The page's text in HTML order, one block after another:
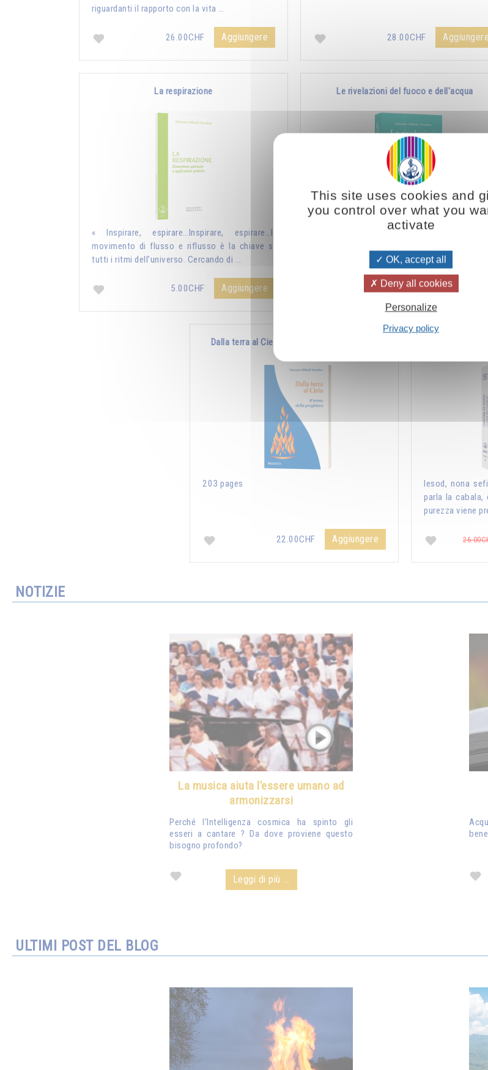
riguardanti il rapporto con la vita …
26.00CHF Aggiungere 28.00CHF Aggiungere
La respirazione
« Inspirare, espirare…Inspirare, espirare…Il
movimento di flusso e riflusso è la chiave si
tutti i ritmi dell’universo. Cercando di …
5.00CHF Aggiungere
Le rivelazioni del fuoco e dell'acqua
La nostra vita psichica è modellata dalle
di cui noi ci impregniamo. Ecco perché è …
14.00CHF Aggiungere
Dalla terra al Cielo – Il senso della preghiera
203 pages
22.00CHF Aggiungere
Iesod, nona
parla la
purezza viene
NOTIZIE
La musica aiuta l’essere umano ad
armonizzarsi
Perché l’Intelligenza cosmica ha spinto gli
esseri a cantare ? Da dove proviene questo
bisogno profondo?
Leggi di più ...
ULTIMI POST DEL BLOG
This site uses cookies and
you control over what you
activate
OK, accept all
Deny all cookies
Personalize
Privacy policy